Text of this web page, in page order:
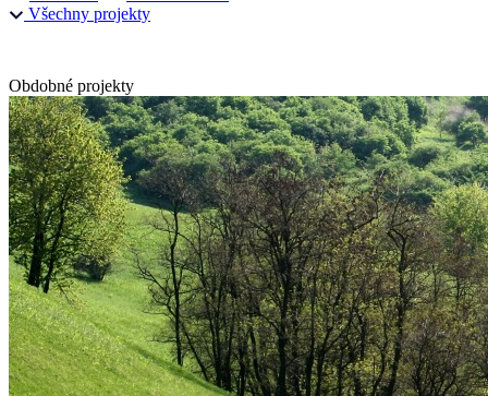
Všechny projekty
Obdobné projekty